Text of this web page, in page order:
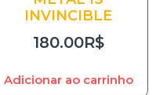
INVINCIBLE
180.00R$
Adicionar ao carrinho